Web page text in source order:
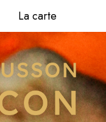
La carte